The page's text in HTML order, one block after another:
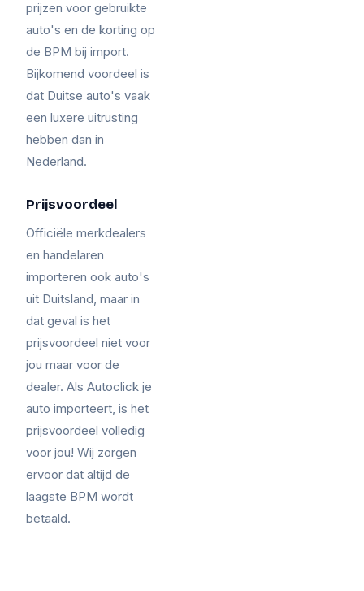
prijzen voor gebruikte
auto's en de korting op
de BPM bij import.
Bijkomend voordeel is
dat Duitse auto's vaak
een luxere uitrusting
hebben dan in
Nederland.
Prijsvoordeel
Officiële merkdealers
en handelaren
importeren ook auto's
uit Duitsland, maar in
dat geval is het
prijsvoordeel niet voor
jou maar voor de
dealer. Als Autoclick je
auto importeert, is het
prijsvoordeel volledig
voor jou! Wij zorgen
ervoor dat altijd de
laagste BPM wordt
betaald.